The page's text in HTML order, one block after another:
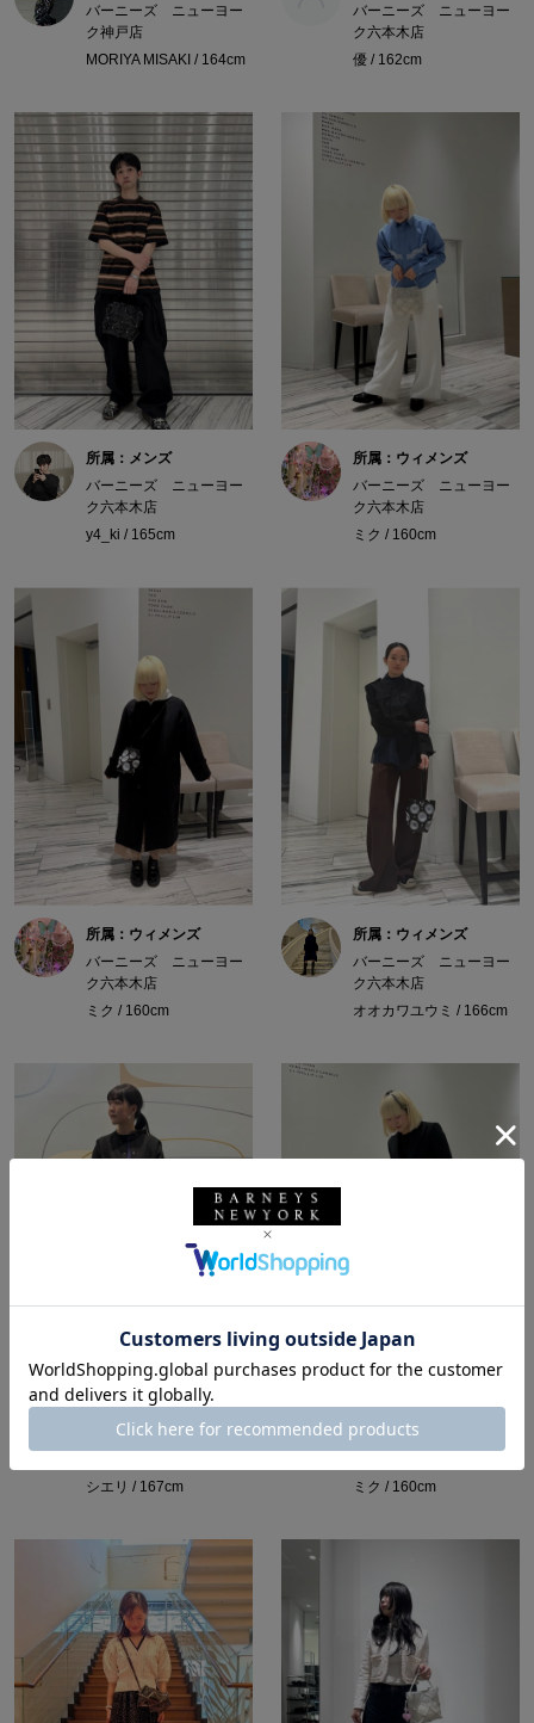
バーニーズ ニューヨー
ク神戸店
MORIYA MISAKI / 164cm
バーニーズ ニューヨー
ク六本木店
優 / 162cm
所属：メンズ
バーニーズ ニューヨー
ク六本木店
y4_ki / 165cm
所属：ウィメンズ
バーニーズ ニューヨー
ク六本木店
ミク / 160cm
所属：ウィメンズ
バーニーズ ニューヨー
ク六本木店
ミク / 160cm
所属：ウィメンズ
バーニーズ ニューヨー
ク六本木店
オオカワユウミ / 166cm
所属：ウィメンズ
バーニーズ ニューヨー
シエリ / 167cm
所属：ウィメンズ
バーニーズ ニューヨー
ミク / 160cm